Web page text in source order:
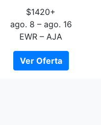
$1420+
ago. 8 – ago. 16
EWR – AJA
Ver Oferta